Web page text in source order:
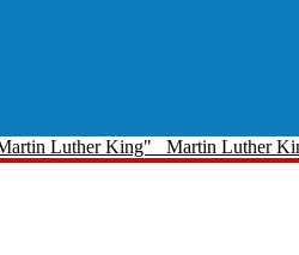
Martin Luther